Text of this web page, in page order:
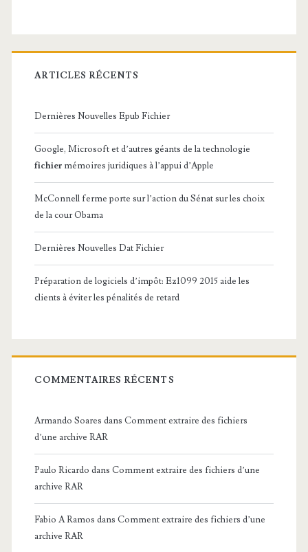
ARTICLES RÉCENTS
Dernières Nouvelles Epub Fichier
Google, Microsoft et d’autres géants de la technologie
fichier mémoires juridiques à l’appui d’Apple
McConnell ferme porte sur l’action du Sénat sur les choix
de la cour Obama
Dernières Nouvelles Dat Fichier
Préparation de logiciels d’impôt: Ez1099 2015 aide les
clients à éviter les pénalités de retard
COMMENTAIRES RÉCENTS
Armando Soares dans Comment extraire des fichiers
d’une archive RAR
Paulo Ricardo dans Comment extraire des fichiers d’une
archive RAR
Fabio A Ramos dans Comment extraire des fichiers d’une
archive RAR